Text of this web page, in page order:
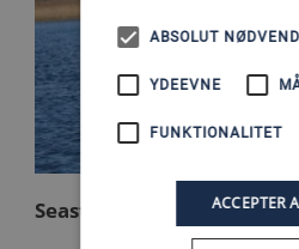
Seastorm 14
ABSOLUT
YDEEVNE
FUNKTIONALITET
ACCEPTER